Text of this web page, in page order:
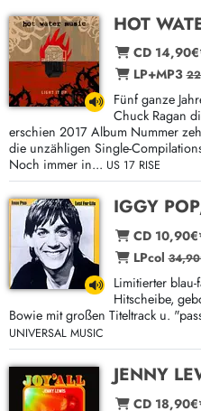
HOT
CD
LP+MP3
Fünf ganze
Chuck Ragan
erschien 2017 Album Nummer
die unzähligen Single-
Noch immer in... US 17 RISE
IGGY
CD
LPcol
Limitierter
Hitscheibe,
Bowie mit großen Titeltrack u.
UNIVERSAL MUSIC
JENNY
CD